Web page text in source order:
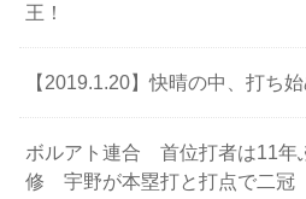
王！
【2019.1.20】快晴の中、打ち
ボルアト連合 首位打者は11年
修 宇野が本塁打と打点で二冠